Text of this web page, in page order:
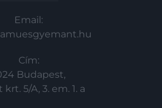
Email:
Cím:
Budapest,
krt. 5/A, 3. em. 1. a